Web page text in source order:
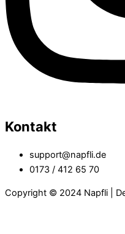
Kontakt
support@napfli.de
0173 / 412 65 70
Copyright © 2024 Napfli |